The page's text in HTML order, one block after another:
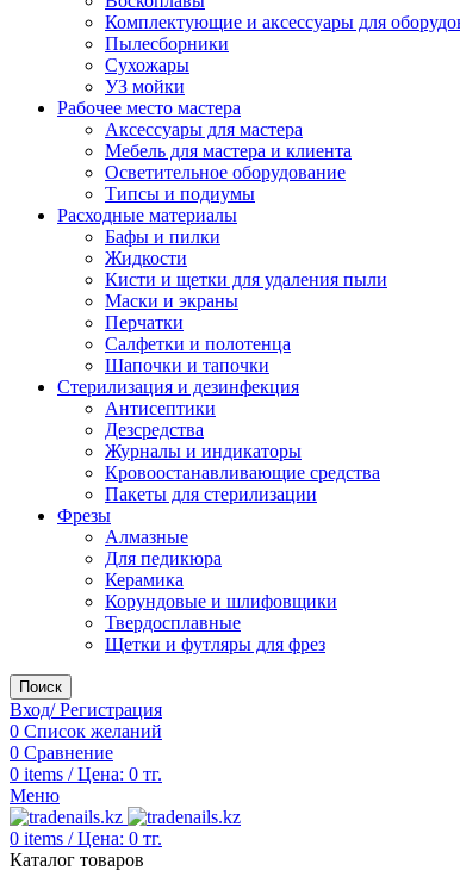
Комплектующие и аксессуары для
Пылесборники
Сухожары
УЗ мойки
Рабочее место мастера
Аксессуары для мастера
Мебель для мастера и клиента
Осветительное оборудование
Типсы и подиумы
Расходные материалы
Бафы и пилки
Жидкости
Кисти и щетки для удаления пыли
Маски и экраны
Перчатки
Салфетки и полотенца
Шапочки и тапочки
Стерилизация и дезинфекция
Антисептики
Дезсредства
Журналы и индикаторы
Кровоостанавливающие средства
Пакеты для стерилизации
Фрезы
Алмазные
Для педикюра
Керамика
Корундовые и шлифовщики
Твердосплавные
Щетки и футляры для фрез
Поиск
Вход/ Регистрация
0 Список желаний
0 Сравнение
0 items / Цена: 0 тг.
Меню
0 items / Цена: 0 тг.
Каталог товаров